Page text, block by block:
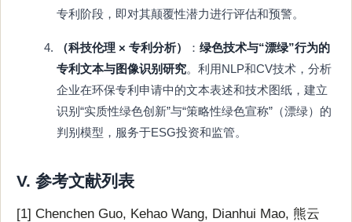
专利阶段，即对其颠覆性潜力进行评估和预警。
（科技伦理 × 专利分析） ： 绿色技术与“漂绿”行为的
专利文本与图像识别研究。利用NLP和CV技术，分析
企业在环保专利申请中的文本表述和技术图纸，建立
识别“实质性绿色创新”与“策略性绿色宣称”（漂绿）的
判别模型，服务于ESG投资和监管。
V. 参考文献列表
[1] Chenchen Guo, Kehao Wang, Dianhui Mao, 熊云